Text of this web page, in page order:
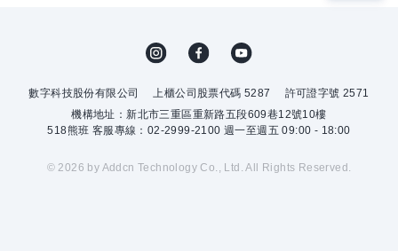
數字科技股份有限公司 上櫃公司股票代碼 5287
許可證字號 2571
機構地址：新北市三重區重新路五段609巷12號10樓
518熊班 客服專線：02-2999-2100 週一至週五 09:00 - 18:00
© 2026 by Addcn Technology Co., Ltd. All Rights Reserved.